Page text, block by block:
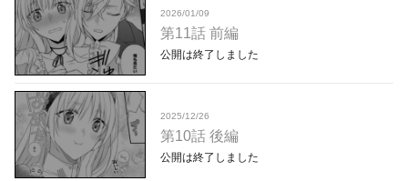
2026/01/09
第11話 前編
公開は終了しました
2025/12/26
第10話 後編
公開は終了しました